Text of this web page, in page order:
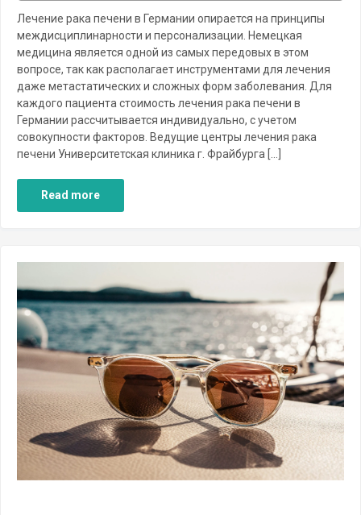
Лечение рака печени в Германии опирается на принципы
междисциплинарности и персонализации. Немецкая
медицина является одной из самых передовых в этом
вопросе, так как располагает инструментами для лечения
даже метастатических и сложных форм заболевания. Для
каждого пациента стоимость лечения рака печени в
Германии рассчитывается индивидуально, с учетом
совокупности факторов. Ведущие центры лечения рака
печени Университетская клиника г. Фрайбурга […]
Read more